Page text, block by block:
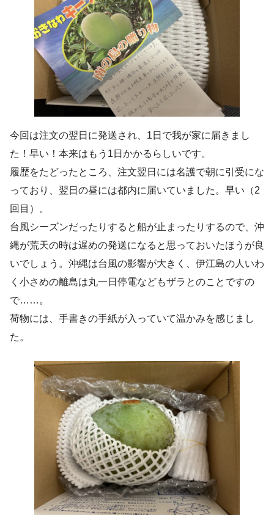
今回は注文の翌日に発送され、1日で我が家に届きまし
た！早い！本来はもう1日かかるらしいです。
履歴をたどったところ、注文翌日には名護で朝に引受にな
っており、翌日の昼には都内に届いていました。早い（2
回目）。
台風シーズンだったりすると船が止まったりするので、沖
縄が荒天の時は遅めの発送になると思っておいたほうが良
いでしょう。沖縄は台風の影響が大きく、伊江島の人いわ
く小さめの離島は丸一日停電などもザラとのことですの
で……。
荷物には、手書きの手紙が入っていて温かみを感じまし
た。